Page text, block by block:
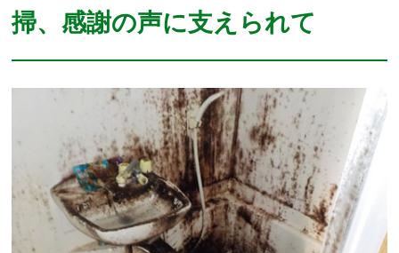
掃、感謝の声に支えられて